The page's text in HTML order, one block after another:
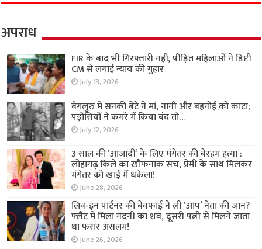
अपराध
FIR के बाद भी गिरफ्तारी नहीं, पीड़ित महिलाओं ने डिप्टी
CM से लगाई न्याय की गुहार
July 13, 2026
बेंगलुरु में सनकी बेटे ने मां, नानी और बहनोई को काटा;
पड़ोसियों ने कमरे में किया बंद तो…
July 12, 2026
3 साल की ‘आजादी’ के लिए मंगेतर की बेरहम हत्या :
लोहागढ़ किले का खौफनाक सच, प्रेमी के साथ मिलकर
मंगेतर को खाई में धकेला!
June 28, 2026
लिव-इन पार्टनर की बेवफाई ने ली ‘आप’ नेता की जान?
फ्लैट में मिला नंदनी का शव, दूसरी पत्नी से मिलने जाता
था फरार असलम!
June 26, 2026